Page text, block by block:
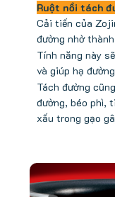
Ruột nồi tách
Cải tiến của
đường nhờ
Tính năng này
và giúp hạ
Tách đường
đường, béo phì,
xấu trong gạo